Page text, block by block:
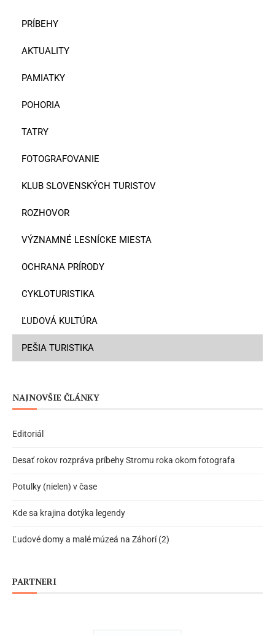
PRÍBEHY
AKTUALITY
PAMIATKY
POHORIA
TATRY
FOTOGRAFOVANIE
KLUB SLOVENSKÝCH TURISTOV
ROZHOVOR
VÝZNAMNÉ LESNÍCKE MIESTA
OCHRANA PRÍRODY
CYKLOTURISTIKA
ĽUDOVÁ KULTÚRA
PEŠIA TURISTIKA
NAJNOVŠIE ČLÁNKY
Editoriál
Desať rokov rozpráva príbehy Stromu roka okom fotografa
Potulky (nielen) v čase
Kde sa krajina dotýka legendy
Ľudové domy a malé múzeá na Záhorí (2)
PARTNERI